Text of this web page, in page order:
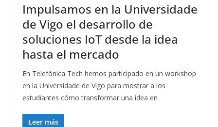
Impulsamos en la Universidade
de Vigo el desarrollo de
soluciones IoT desde la idea
hasta el mercado
En Telefónica Tech hemos participado en un workshop
en la Universidade de Vigo para mostrar a los
estudiantes cómo transformar una idea en
Leer más